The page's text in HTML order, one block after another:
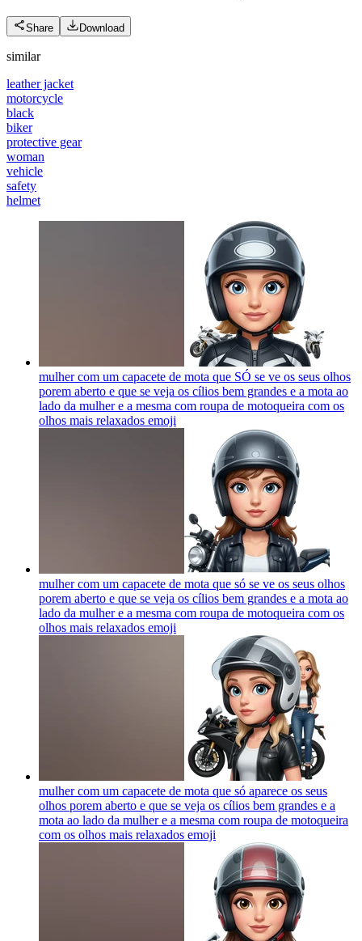
Share Download
similar
leather jacket
motorcycle
black
biker
protective gear
woman
vehicle
safety
helmet
mulher com um capacete de mota que SÓ se ve os seus olhos
porem aberto e que se veja os cílios bem grandes e a mota ao
lado da mulher e a mesma com roupa de motoqueira com os
olhos mais relaxados emoji
mulher com um capacete de mota que só se ve os seus olhos
porem aberto e que se veja os cílios bem grandes e a mota ao
lado da mulher e a mesma com roupa de motoqueira com os
olhos mais relaxados emoji
mulher com um capacete de mota que só aparece os seus
olhos porem aberto e que se veja os cílios bem grandes e a
mota ao lado da mulher e a mesma com roupa de motoqueira
com os olhos mais relaxados emoji